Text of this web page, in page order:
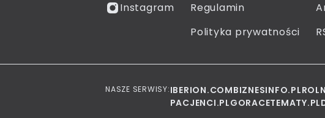
Piłka nożnaInstagram
Regulamin
Polityka prywatności
NASZE SERWISY:IBERION.COMBIZNESINFO.PL
PACJENCI.PLGORACETEMATY.PL